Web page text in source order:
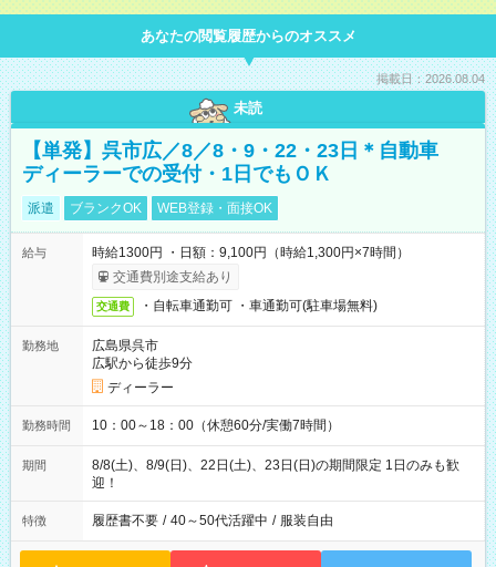
あなたの閲覧履歴からのオススメ
掲載日：2026.08.04
未読
【単発】呉市広／8／8・9・22・23日＊自動車
ディーラーでの受付・1日でもＯＫ
派遣 ブランクOK WEB登録・面接OK
給与
時給1300円 ・日額：9,100円（時給1,300円×7時間）
交通費別途支給あり
交通費 ・自転車通勤可 ・車通勤可(駐車場無料)
勤務地
広島県呉市
広駅から徒歩9分
ディーラー
勤務時間 10：00～18：00（休憩60分/実働7時間）
期間
8/8(土)、8/9(日)、22日(土)、23日(日)の期間限定 1日のみも歓
迎！
特徴 履歴書不要 / 40～50代活躍中 / 服装自由